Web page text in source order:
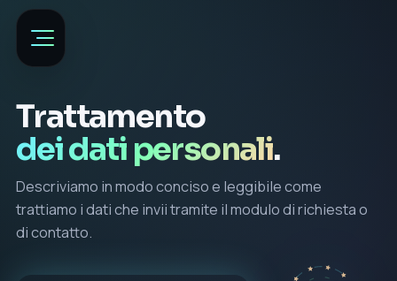
Trattamento
dei dati personali.
Descriviamo in modo conciso e leggibile come
trattiamo i dati che invii tramite il modulo di richiesta o
di contatto.